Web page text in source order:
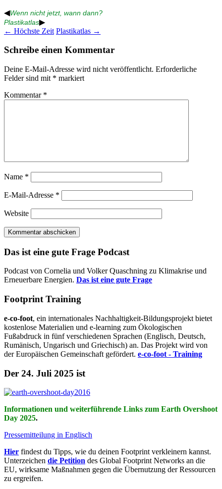
◀Wenn nicht jetzt, wann dann?
Plastikatlas▶
Beitragsnavigation
← Höchste Zeit Plastikatlas →
Schreibe einen Kommentar
Deine E-Mail-Adresse wird nicht veröffentlicht. Erforderliche
Felder sind mit * markiert
Kommentar *
Name *
E-Mail-Adresse *
Website
Das ist eine gute Frage Podcast
Podcast von Cornelia und Volker Quaschning zu Klimakrise und
Erneuerbare Energien. Das ist eine gute Frage
Footprint Training
e-co-foot, ein internationales Nachhaltigkeit-Bildungsprojekt bietet
kostenlose Materialien und e-learning zum Ökologischen
Fußabdruck in fünf verschiedenen Sprachen (Englisch, Deutsch,
Rumänisch, Ungarisch und Griechisch) an. Das Projekt wird von
der Europäischen Gemeinschaft gefördert. e-co-foot - Training
Der 24. Juli 2025 ist
Informationen und weiterführende Links zum Earth Overshoot
Day 2025.
Pressemitteilung in Englisch
Hier findest du Tipps, wie du deinen Footprint verkleinern kannst.
Unterzeichen die Petition des Global Footprint Networks an die
EU, wirksame Maßnahmen gegen die Übernutzung der Ressourcen
zu ergreifen.